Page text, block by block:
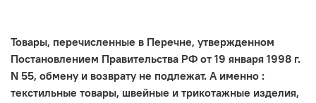
Товары, перечисленные в Перечне, утвержденном
Постановлением Правительства РФ от 19 января 1998 г.
N 55, обмену и возврату не подлежат. А именно :
текстильные товары, швейные и трикотажные изделия,